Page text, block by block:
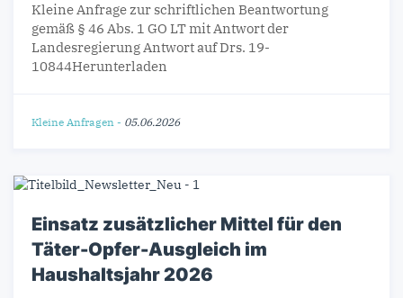
Kleine Anfrage zur schriftlichen Beantwortung
gemäß § 46 Abs. 1 GO LT mit Antwort der
Landesregierung Antwort auf Drs. 19-
10844Herunterladen
Kleine Anfragen - 05.06.2026
Einsatz zusätzlicher Mittel für den
Täter-Opfer-Ausgleich im
Haushaltsjahr 2026